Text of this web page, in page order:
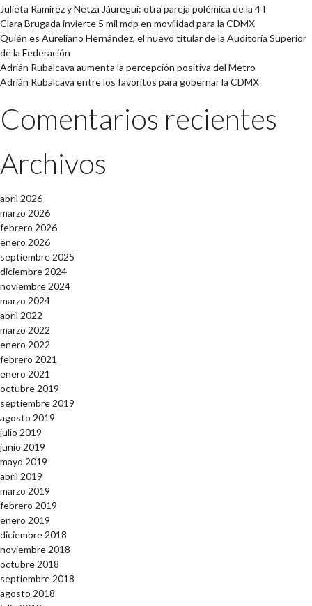
Julieta Ramírez y Netza Jáuregui: otra pareja polémica de la 4T
Clara Brugada invierte 5 mil mdp en movilidad para la CDMX
Quién es Aureliano Hernández, el nuevo titular de la Auditoría Superior
de la Federación
Adrián Rubalcava aumenta la percepción positiva del Metro
Adrián Rubalcava entre los favoritos para gobernar la CDMX
Comentarios recientes
Archivos
abril 2026
marzo 2026
febrero 2026
enero 2026
septiembre 2025
diciembre 2024
noviembre 2024
marzo 2024
abril 2022
marzo 2022
enero 2022
febrero 2021
enero 2021
octubre 2019
septiembre 2019
agosto 2019
julio 2019
junio 2019
mayo 2019
abril 2019
marzo 2019
febrero 2019
enero 2019
diciembre 2018
noviembre 2018
octubre 2018
septiembre 2018
agosto 2018